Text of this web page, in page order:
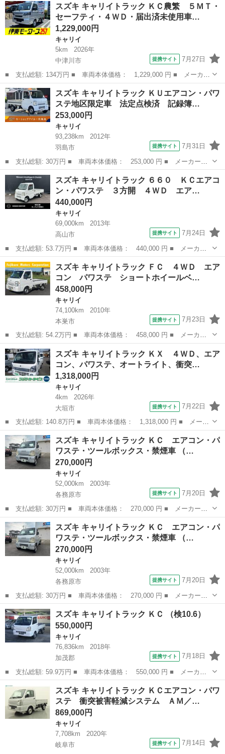
ースグレード 禁煙車 ４ＷＤ ５ＭＴ 純正オーディオ ＡＣエア
コン パワー...
スズキ キャリイトラック ＫＣ農繁 ５ＭＴ・
セーフティ・４ＷＤ・届出済未使用車…
1,229,000円
キャリイ
5km
2026年
中津川市
提携サイト 7月27日
■ 支払総額: 134万円 ■ 車両本体価格： 1,229,000 円 ■ メーカー
名： スズキ ■ 車種名： キャリイトラック ■ グレード名： Ｋ
Ｃ農繁 ５ＭＴ・セーフティ・４ＷＤ・届出済未使用車・新型・衝突
被害軽減ブ...
岐阜 中津川市 キャリイ
スズキ キャリイトラック ＫＵエアコン・パワ
ステ地区限定車 法定点検済 記録簿…
253,000円
キャリイ
93,238km
2012年
羽島市
提携サイト 7月31日
■ 支払総額: 30万円 ■ 車両本体価格： 253,000 円 ■ メーカー
名： スズキ ■ 車種名： キャリイトラック ■ グレード名： Ｋ
Ｕエアコン・パワステ地区限定車 法定点検済 記録簿 保証付 三
方開 あおりチェ...
岐阜 羽島市 キャリイ
スズキ キャリイトラック ６６０ ＫＣエアコ
ン・パワステ ３方開 ４ＷＤ エア…
440,000円
キャリイ
69,000km
2013年
高山市
提携サイト 7月24日
■ 支払総額: 53.7万円 ■ 車両本体価格： 440,000 円 ■ メーカー
名： スズキ ■ 車種名： キャリイトラック ■ グレード名： ６
６０ ＫＣエアコン・パワステ ３方開 ４ＷＤ エアコン パワ－
ステアリング...
岐阜 高山市 キャリイ
スズキ キャリイトラック ＦＣ ４ＷＤ エア
コン パワステ ショートホイールベ…
458,000円
キャリイ
74,100km
2010年
本巣市
提携サイト 7月23日
■ 支払総額: 54.2万円 ■ 車両本体価格： 458,000 円 ■ メーカー
名： スズキ ■ 車種名： キャリイトラック ■ グレード名： Ｆ
Ｃ ４ＷＤ エアコン パワステ ショートホイールベース ■ 排気
量： 66...
岐阜 本巣市 キャリイ
スズキ キャリイトラック ＫＸ ４ＷＤ、エア
コン、パワステ、オートライト、衝突…
1,318,000円
キャリイ
4km
2026年
大垣市
提携サイト 7月22日
■ 支払総額: 140.8万円 ■ 車両本体価格： 1,318,000 円 ■ メーカ
ー名： スズキ ■ 車種名： キャリイトラック ■ グレード名：
ＫＸ ４ＷＤ、エアコン、パワステ、オートライト、衝突被害軽減シ
ステム、...
岐阜 大垣市 キャリイ
スズキ キャリイトラック ＫＣ エアコン・パ
ワステ・ツールボックス・禁煙車 （…
270,000円
キャリイ
52,000km
2003年
各務原市
提携サイト 7月20日
■ 支払総額: 30万円 ■ 車両本体価格： 270,000 円 ■ メーカー
名： スズキ ■ 車種名： キャリイトラック ■ グレード名： Ｋ
Ｃ エアコン・パワステ・ツールボックス・禁煙車 ■ 排気量：
660cc ■ ...
岐阜 各務原市 キャリイ
スズキ キャリイトラック ＫＣ エアコン・パ
ワステ・ツールボックス・禁煙車 （…
270,000円
キャリイ
52,000km
2003年
各務原市
提携サイト 7月20日
■ 支払総額: 30万円 ■ 車両本体価格： 270,000 円 ■ メーカー
名： スズキ ■ 車種名： キャリイトラック ■ グレード名： Ｋ
Ｃ エアコン・パワステ・ツールボックス・禁煙車 ■ 排気量：
660cc ■ ...
岐阜 各務原市 キャリイ
スズキ キャリイトラック ＫＣ （検10.6）
550,000円
キャリイ
76,836km
2018年
加茂郡
提携サイト 7月18日
■ 支払総額: 59.9万円 ■ 車両本体価格： 550,000 円 ■ メーカー
名： スズキ ■ 車種名： キャリイトラック ■ グレード名： Ｋ
Ｃ ■ 排気量： 660cc ■ ドア枚数： 2D ■ ミッション： MT...
岐阜 加茂郡 キャリイ
スズキ キャリイトラック ＫＣエアコン・パワ
ステ 衝突被害軽減システム ＡＭ／…
869,000円
キャリイ
7,708km
2020年
岐阜市
提携サイト 7月14日